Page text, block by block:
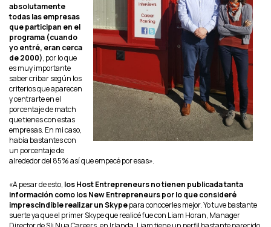
absolutamente
todas las empresas
que participan en el
programa (cuando
yo entré, eran cerca
de 2000), por lo que
es muy importante
saber cribar según los
criterios que aparecen
y centrarte en el
porcentaje de match
que tienes con estas
empresas. En mi caso,
había bastantes con
un porcentaje de
alrededor del 85% así que empecé por esas».
«A pesar de esto, los Host Entrepreneurs no tienen publicada tanta
información como los New Entrepreneurs por lo que consideré
imprescindible realizar un Skypepara conocerles mejor. Yo tuve bastante
suerte ya que el primer Skype que realicé fue con Liam Horan, Manager